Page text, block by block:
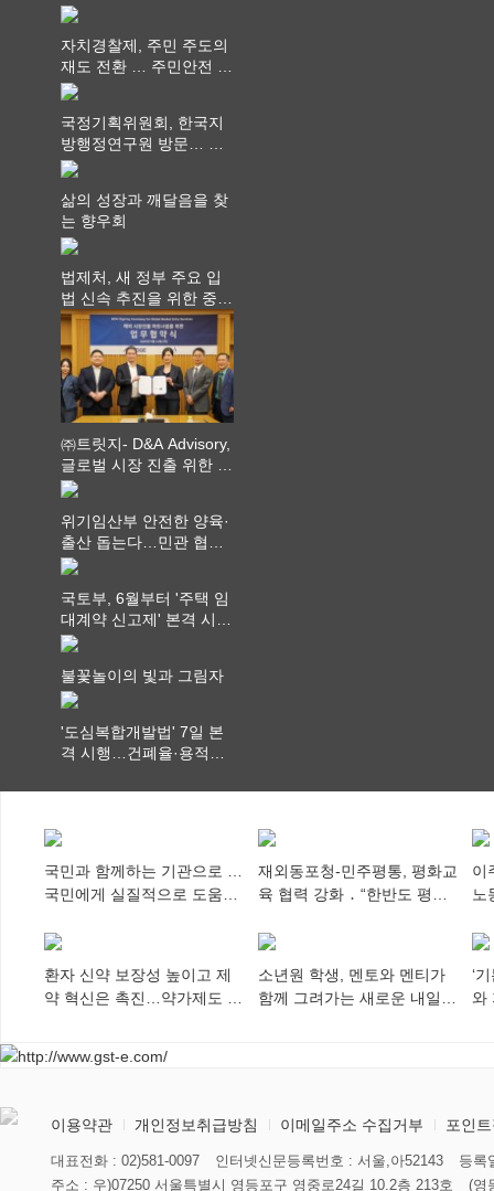
과 과제 논의
자치경찰제, 주민 주도의
재도 전환 … 주민안전 치
안서비스가 최우선 되어
국정기획위원회, 한국지
방행정연구원 방문… 국
가균형성장 논의
삶의 성장과 깨달음을 찾
는 향우회
법제처, 새 정부 주요 입
법 신속 추진을 위한 중앙
부처 법무담당관 회의 개
최
㈜트릿지- D&A Advisory,
글로벌 시장 진출 위한 전
략적 업무협약 체결
위기임산부 안전한 양육·
출산 돕는다…민관 협력
체계 구축
국토부, 6월부터 '주택 임
대계약 신고제' 본격 시
행…실거래가 투명화 기
불꽃놀이의 빛과 그림자
'도심복합개발법' 7일 본
격 시행…건폐율·용적률
국민과 함께하는 기관으로 …
국민에게 실질적으로 도움이
재외동포청-민주평통, 평화교
육 협력 강화 ․ “한반도 평화,
다”
이
노
환자 신약 보장성 높이고 제
약 혁신은 촉진…약가제도 개
소년원 학생, 멘토와 멘티가
함께 그려가는 새로운 내일
‘
와
이용약관 개인정보취급방침 이메일주소 수집거부 포인
대표전화 : 02)581-0097 인터넷신문등록번호 : 서울,아52143
등록
주소 : 우)07250 서울특별시 영등포구 영중로24길 10.2층 213호
(영